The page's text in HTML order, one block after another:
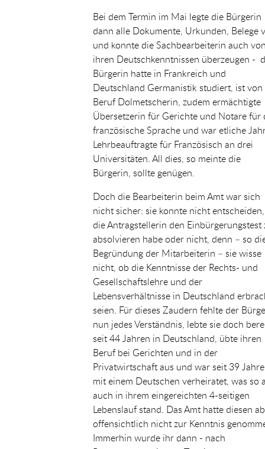
Bei dem Termin im Mai legte die Bürgerin
dann alle Dokumente, Urkunden, Belege
und konnte die Sachbearbeiterin auch von
ihren Deutschkenntnissen überzeugen -
Bürgerin hatte in Frankreich und
Deutschland Germanistik studiert, ist von
Beruf Dolmetscherin, zudem ermächtigte
Übersetzerin für Gerichte und Notare für
französische Sprache und war etliche
Lehrbeauftragte für Französisch an drei
Universitäten. All dies, so meinte die
Bürgerin, sollte genügen.
Doch die Bearbeiterin beim Amt war sich
nicht sicher: sie konnte nicht
die Antragstellerin den Einbürgerungstest
absolvieren habe oder nicht, denn – so
Begründung der Mitarbeiterin – sie wisse
nicht, ob die Kenntnisse der Rechts- und
Gesellschaftslehre und der
Lebensverhältnisse in Deutschland
seien. Für dieses Zaudern fehlte der
nun jedes Verständnis, lebte sie doch
seit 44 Jahren in Deutschland, übte ihren
Beruf bei Gerichten und in der
Privatwirtschaft aus und war seit 39
mit einem Deutschen verheiratet, was so
auch in ihrem eingereichten 4-seitigen
Lebenslauf stand. Das Amt hatte diesen
offensichtlich nicht zur Kenntnis
Immerhin wurde ihr dann - nach